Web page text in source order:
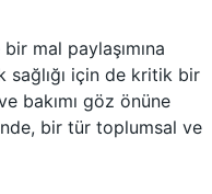
mal paylaşımına
sağlığı için de kritik bir
bakımı göz önüne
bir tür toplumsal ve